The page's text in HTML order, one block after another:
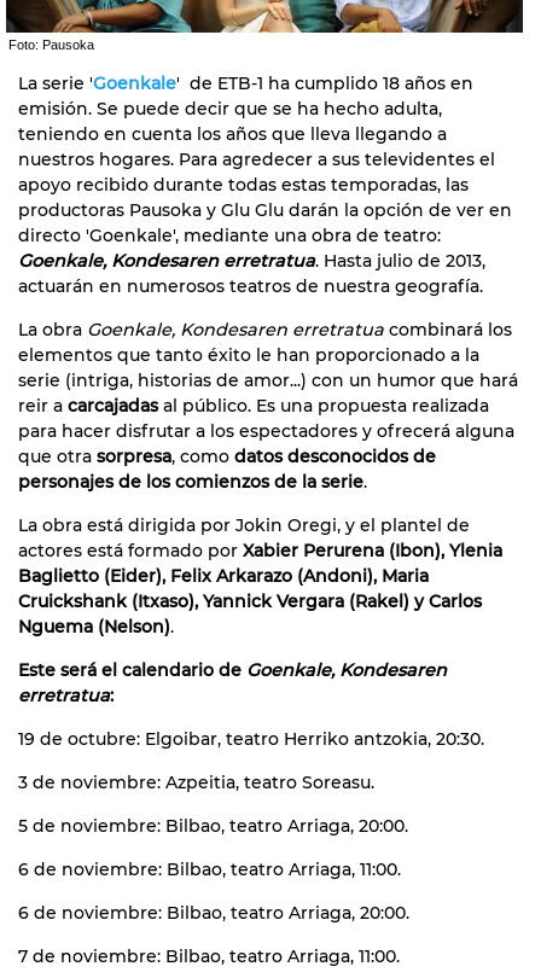
Foto: Pausoka
La serie 'Goenkale' de ETB-1 ha cumplido 18 años en
emisión. Se puede decir que se ha hecho adulta,
teniendo en cuenta los años que lleva llegando a
nuestros hogares. Para agredecer a sus televidentes el
apoyo recibido durante todas estas temporadas, las
productoras Pausoka y Glu Glu darán la opción de ver en
directo 'Goenkale', mediante una obra de teatro:
Goenkale, Kondesaren erretratua. Hasta julio de 2013,
actuarán en numerosos teatros de nuestra geografía.
La obra Goenkale, Kondesaren erretratua combinará los
elementos que tanto éxito le han proporcionado a la
serie (intriga, historias de amor...) con un humor que hará
reir a carcajadasal público. Es una propuesta realizada
para hacer disfrutar a los espectadores y ofrecerá alguna
que otra sorpresa, como datos desconocidos de
personajes de los comienzos de la serie.
La obra está dirigida por Jokin Oregi, y el plantel de
actores está formado por Xabier Perurena (Ibon), Ylenia
Baglietto (Eider), Felix Arkarazo (Andoni), Maria
Cruickshank (Itxaso), Yannick Vergara (Rakel) y Carlos
Nguema (Nelson).
Este será el calendario de Goenkale, Kondesaren
erretratua:
19 de octubre: Elgoibar, teatro Herriko antzokia, 20:30.
3 de noviembre: Azpeitia, teatro Soreasu.
5 de noviembre: Bilbao, teatro Arriaga, 20:00.
6 de noviembre: Bilbao, teatro Arriaga, 11:00.
6 de noviembre: Bilbao, teatro Arriaga, 20:00.
7 de noviembre: Bilbao, teatro Arriaga, 11:00.